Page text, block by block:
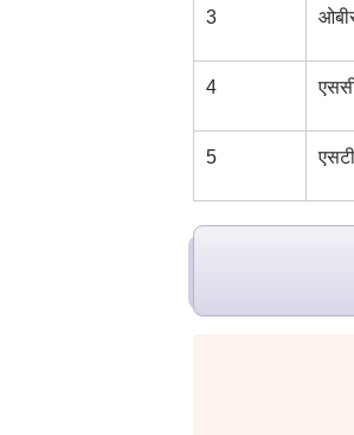
3
4
5 एसटी